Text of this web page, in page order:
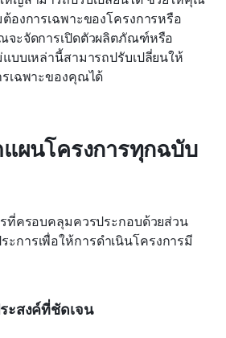
องการเฉพาะของโครงการหรือ
ะจัดการเปิดตัวผลิตภัณฑ์หรือ
บบเหล่านี้สามารถปรับเปลี่ยนให้
เฉพาะของคุณได้
แผนโครงการทุกฉบับ
ที่ครอบคลุมควรประกอบด้วยส่วน
การเพื่อให้การดำเนินโครงการมี
ะสงค์ที่ชัดเจน